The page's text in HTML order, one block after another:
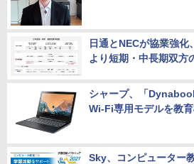
日通とNECが協業強化
より短期・中長期双方
シャープ、「
Wi-Fi専用モデルを教
Sky、コンピューター